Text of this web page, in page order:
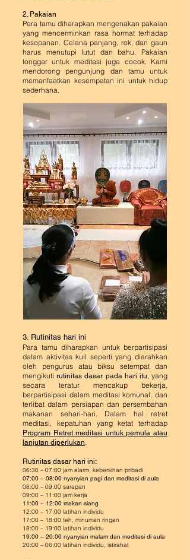
2. Pakaian
Para tamu diharapkan mengenakan pakaian
yang mencerminkan rasa hormat terhadap
kesopanan. Celana panjang, rok, dan gaun
harus menutupi lutut dan bahu. Pakaian
longgar untuk meditasi juga cocok. Kami
mendorong pengunjung dan tamu untuk
memanfaatkan kesempatan ini untuk hidup
sederhana.
3. Rutinitas hari ini
Para tamu diharapkan untuk berpartisipasi
dalam aktivitas kuil seperti yang diarahkan
oleh pengurus atau biksu setempat dan
mengikuti rutinitas dasar pada hari itu, yang
secara teratur mencakup bekerja,
berpartisipasi dalam meditasi komunal, dan
terlibat dalam persiapan dan persembahan
makanan sehari-hari. Dalam hal retret
meditasi, kepatuhan yang ketat terhadap
Program Retret meditasi untuk pemula atau
lanjutan diperlukan.
Rutinitas dasar hari ini:
06:30 – 07:00 jam alarm, kebersihan pribadi
07:00 – 08:00 nyanyian pagi dan meditasi di aula
08:00 – 09:00 sarapan
09:00 – 11:00 jam kerja
11:00 – 12:00 makan siang
12:00 – 17:00 latihan individu
17:00 – 18:00 teh, minuman ringan
18:00 – 19:00 latihan individu
19:00 – 20:00 nyanyian malam dan meditasi di aula
20:00 – 06:00 latihan individu, istirahat